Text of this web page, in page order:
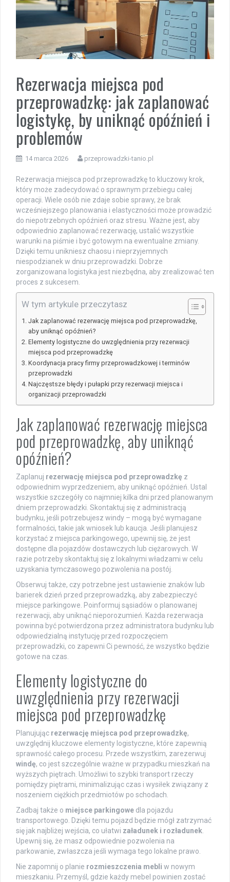
Rezerwacja miejsca pod
przeprowadzkę: jak zaplanować
logistykę, by uniknąć opóźnień i
problemów
14 marca 2026 przeprowadzki-tanio.pl
Rezerwacja miejsca pod przeprowadzkę to kluczowy krok,
który może zadecydować o sprawnym przebiegu całej
operacji. Wiele osób nie zdaje sobie sprawy, że brak
wcześniejszego planowania i elastyczności może prowadzić
do niepotrzebnych opóźnień oraz stresu. Ważne jest, aby
odpowiednio zaplanować rezerwację, ustalić wszystkie
warunki na piśmie i być gotowym na ewentualne zmiany.
Dzięki temu unikniesz chaosu i nieprzyjemnych
niespodzianek w dniu przeprowadzki. Dobrze
zorganizowana logistyka jest niezbędna, aby zrealizować ten
proces z sukcesem.
W tym artykule przeczytasz
Jak zaplanować rezerwację miejsca pod przeprowadzkę,
aby uniknąć opóźnień?
Elementy logistyczne do uwzględnienia przy rezerwacji
miejsca pod przeprowadzkę
Koordynacja pracy firmy przeprowadzkowej i terminów
przeprowadzki
Najczęstsze błędy i pułapki przy rezerwacji miejsca i
organizacji przeprowadzki
Jak zaplanować rezerwację miejsca
pod przeprowadzkę, aby uniknąć
opóźnień?
Zaplanuj rezerwację miejsca pod przeprowadzkę z
odpowiednim wyprzedzeniem, aby uniknąć opóźnień. Ustal
wszystkie szczegóły co najmniej kilka dni przed planowanym
dniem przeprowadzki. Skontaktuj się z administracją
budynku, jeśli potrzebujesz windy – mogą być wymagane
formalności, takie jak wniosek lub kaucja. Jeśli planujesz
korzystać z miejsca parkingowego, upewnij się, że jest
dostępne dla pojazdów dostawczych lub ciężarowych. W
razie potrzeby skontaktuj się z lokalnymi władzami w celu
uzyskania tymczasowego pozwolenia na postój.
Obserwuj także, czy potrzebne jest ustawienie znaków lub
barierek dzień przed przeprowadzką, aby zabezpieczyć
miejsce parkingowe. Poinformuj sąsiadów o planowanej
rezerwacji, aby uniknąć nieporozumień. Każda rezerwacja
powinna być potwierdzona przez administratora budynku lub
odpowiedzialną instytucję przed rozpoczęciem
przeprowadzki, co zapewni Ci pewność, że wszystko będzie
gotowe na czas.
Elementy logistyczne do
uwzględnienia przy rezerwacji
miejsca pod przeprowadzkę
Planujując rezerwację miejsca pod przeprowadzkę,
uwzględnij kluczowe elementy logistyczne, które zapewnią
sprawność całego procesu. Przede wszystkim, zarezerwuj
windę, co jest szczególnie ważne w przypadku mieszkań na
wyższych piętrach. Umożliwi to szybki transport rzeczy
pomiędzy piętrami, minimalizując czas i wysiłek związany z
noszeniem ciężkich przedmiotów po schodach.
Zadbaj także o miejsce parkingowe dla pojazdu
transportowego. Dzięki temu pojazd będzie mógł zatrzymać
się jak najbliżej wejścia, co ułatwi załadunek i rozładunek.
Upewnij się, że masz odpowiednie pozwolenia na
parkowanie, zwłaszcza jeśli wymaga tego lokalne prawo.
Nie zapomnij o planie rozmieszczenia mebli w nowym
mieszkaniu. Przemyśl, gdzie każdy mebel powinien zostać